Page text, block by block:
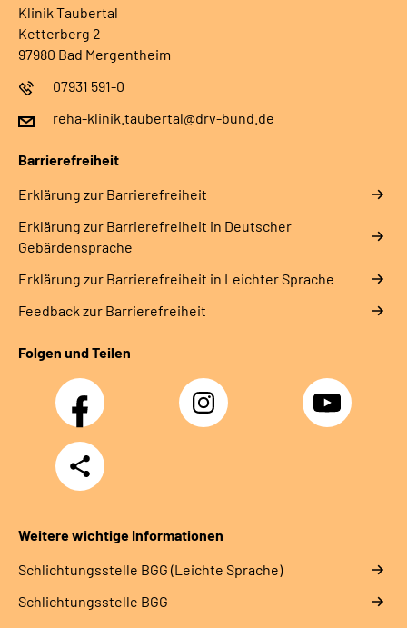
Klinik Taubertal
Ketterberg 2
97980 Bad Mergentheim
07931 591-0
reha-klinik.taubertal@drv-bund.de
Barrierefreiheit
Erklärung zur Barrierefreiheit
Erklärung zur Barrierefreiheit in Deutscher
Gebärdensprache
Erklärung zur Barrierefreiheit in Leichter Sprache
Feedback zur Barrierefreiheit
Folgen und Teilen
Facebook Instagram YouTube
Teilen
Weitere wichtige Informationen
Schlich­tungs­stel­le BGG (Leichte Sprache)
Schlich­tungs­stel­le BGG